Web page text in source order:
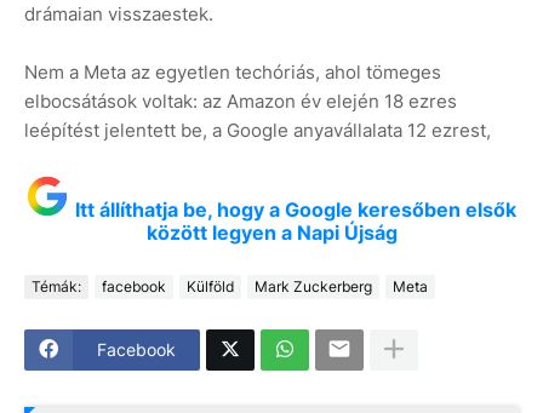
drámaian visszaestek.
Nem a Meta az egyetlen techóriás, ahol tömeges
elbocsátások voltak: az Amazon év elején 18 ezres
leépítést jelentett be, a Google anyavállalata 12 ezrest,
Itt állíthatja be, hogy a Google keresőben elsők
között legyen a Napi Újság
Témák: facebook Külföld Mark Zuckerberg Meta
Facebook